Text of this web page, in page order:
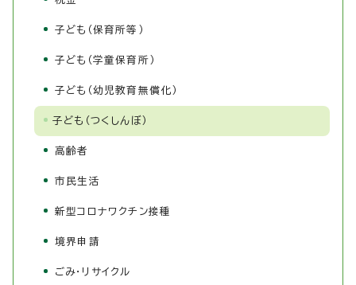
子ども（保育所等）
子ども（学童保育所）
子ども（幼児教育無償化）
子ども（つくしんぼ）
高齢者
市民生活
新型コロナワクチン接種
境界申請
ごみ・リサイクル